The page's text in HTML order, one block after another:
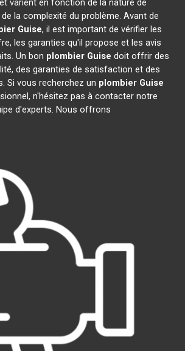
varient en fonction de la nature de
la complexité du problème. Avant de
Guise, il est important de vérifier les
les garanties qu'il propose et les avis
Un bon plombier Guise doit offrir des
des garanties de satisfaction et des
Si vous recherchez un plombier Guise
n'hésitez pas à contacter notre
d'experts. Nous offrons